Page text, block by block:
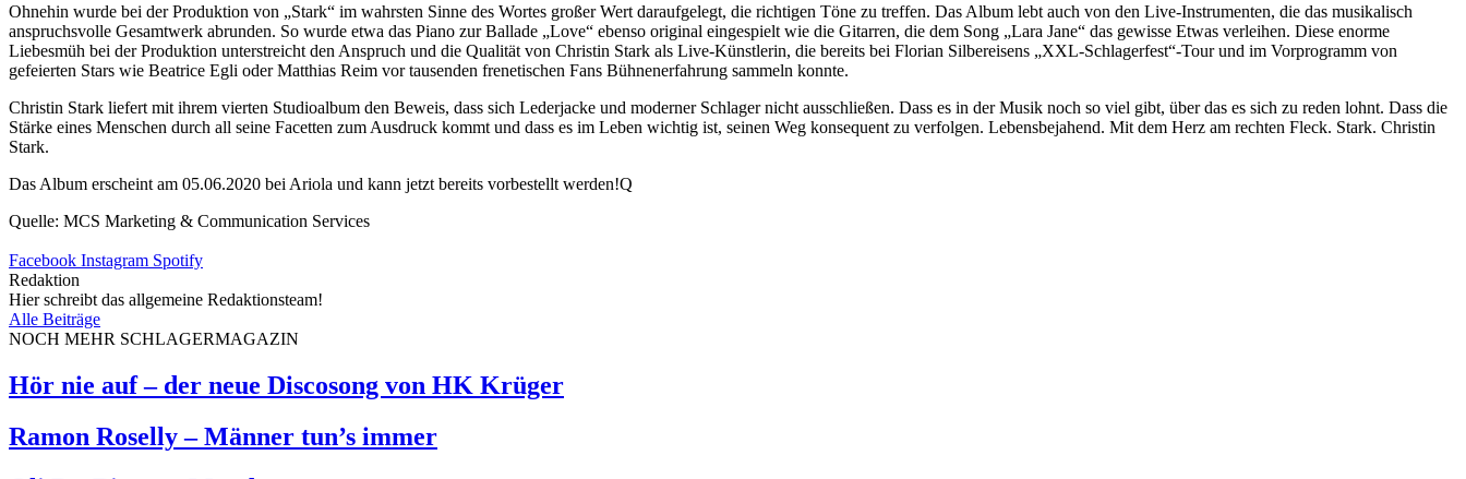
Ohnehin wurde bei der Produktion von „Stark“ im wahrsten Sinne des Wortes großer Wert daraufgelegt, die richtigen Töne zu treffen. Das Album lebt auch von den Live-Instrumenten, die das musikalisch
anspruchsvolle Gesamtwerk abrunden. So wurde etwa das Piano zur Ballade „Love“ ebenso original eingespielt wie die Gitarren, die dem Song „Lara Jane“ das gewisse Etwas verleihen. Diese enorme
Liebesmüh bei der Produktion unterstreicht den Anspruch und die Qualität von Christin Stark als Live-Künstlerin, die bereits bei Florian Silbereisens „XXL-Schlagerfest“-Tour und im Vorprogramm von
gefeierten Stars wie Beatrice Egli oder Matthias Reim vor tausenden frenetischen Fans Bühnenerfahrung sammeln konnte.
Christin Stark liefert mit ihrem vierten Studioalbum den Beweis, dass sich Lederjacke und moderner Schlager nicht ausschließen. Dass es in der Musik noch so viel gibt, über das es sich zu reden lohnt. Dass die
Stärke eines Menschen durch all seine Facetten zum Ausdruck kommt und dass es im Leben wichtig ist, seinen Weg konsequent zu verfolgen. Lebensbejahend. Mit dem Herz am rechten Fleck. Stark. Christin
Stark.
Das Album erscheint am 05.06.2020 bei Ariola und kann jetzt bereits vorbestellt werden!Q
Quelle: MCS Marketing & Communication Services
Facebook Instagram Spotify
Redaktion
Hier schreibt das allgemeine Redaktionsteam!
Alle Beiträge
NOCH MEHR SCHLAGERMAGAZIN
Hör nie auf – der neue Discosong von HK Krüger
Ramon Roselly – Männer tun’s immer